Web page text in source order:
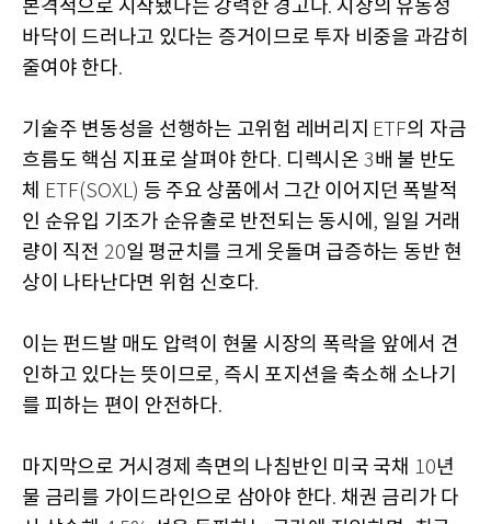
본격적으로 시작됐다는 강력한 경고다.시장의 유동성
바닥이 드러나고 있다는 증거이므로 투자 비중을 과감히
줄여야 한다.
기술주 변동성을 선행하는 고위험 레버리지 ETF의 자금
흐름도 핵심 지표로 살펴야 한다. 디렉시온 3배 불 반도
체
ETF(SOXL) 등 주요 상품에서 그간 이어지던 폭발적
인 순유입 기조가 순유출로 반전되는 동시에 , 일일 거래
량이 직전 20일 평균치를 크게 웃돌며 급증하는 동반 현
상이 나타난다면 위험 신호다.
이는 펀드발 매도 압력이 현물 시장의 폭락을 앞에서 견
인하고 있다는 뜻이므로, 즉시 포지션을 축소해 소나기
를 피하는 편이 안전하다.
마지막으로 거시경제 측면의 나침반인 미국 국채 10년
물 금리를 가이드라인으로 삼아야 한다. 채권 금리가 다